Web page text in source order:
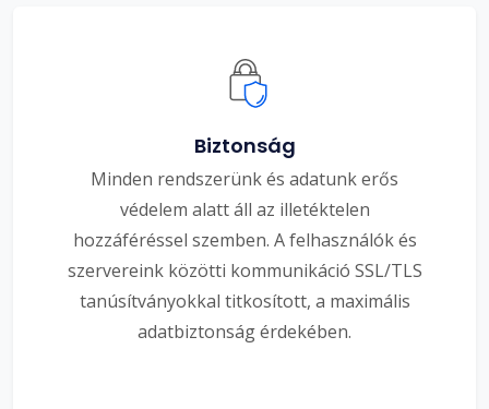
Biztonság
Minden rendszerünk és adatunk erős
védelem alatt áll az illetéktelen
hozzáféréssel szemben. A felhasználók és
szervereink közötti kommunikáció SSL/TLS
tanúsítványokkal titkosított, a maximális
adatbiztonság érdekében.